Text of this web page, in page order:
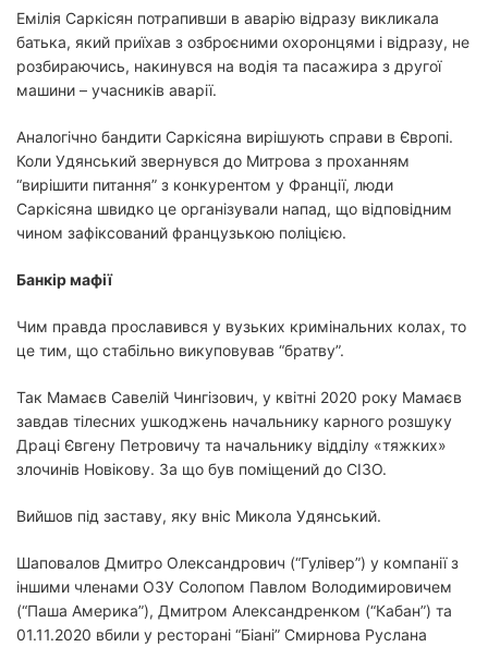
Емілія Саркісян потрапивши в аварію відразу викликала
батька, який приїхав з озброєними охоронцями і відразу, не
розбираючись, накинувся на водія та пасажира з другої
машини – учасників аварії.
Аналогічно бандити Саркісяна вирішують справи в Європі.
Коли Удянський звернувся до Митрова з проханням
“вирішити питання” з конкурентом у Франції, люди
Саркісяна швидко це організували напад, що відповідним
чином зафіксований французькою поліцією.
Банкір мафії
Чим правда прославився у вузьких кримінальних колах, то
це тим, що стабільно викуповував “братву”.
Так Мамаєв Савелій Чингізович, у квітні 2020 року Мамаєв
завдав тілесних ушкоджень начальнику карного розшуку
Драці Євгену Петровичу та начальнику відділу «тяжких»
злочинів Новікову. За що був поміщений до СІЗО.
Вийшов під заставу, яку вніс Микола Удянський.
Шаповалов Дмитро Олександрович (“Гулівер”) у компанії з
іншими членами ОЗУ Солопом Павлом Володимировичем
(“Паша Америка”), Дмитром Александренком (“Кабан”) та
01.11.2020 вбили у ресторані “Біані” Смирнова Руслана